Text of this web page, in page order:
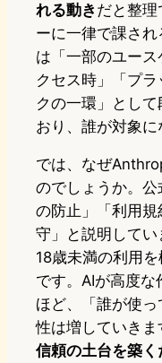
れる動き だと整
ーに一律で課さ
は「一部のユー
クセス時」「プ
クの一環」とし
おり、誰が対象に
では、なぜ
のでしょうか。
の防止」「利用
守」と説明してい
18歳未満の利用
です。AIが高度な
ほど、「誰が使
性は増していきま
信頼の土台を築